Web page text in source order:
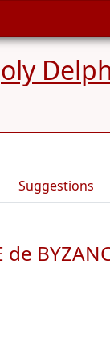
Suggestions